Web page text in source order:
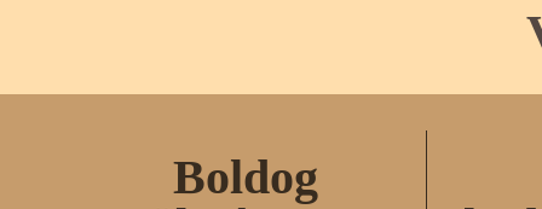
Boldog